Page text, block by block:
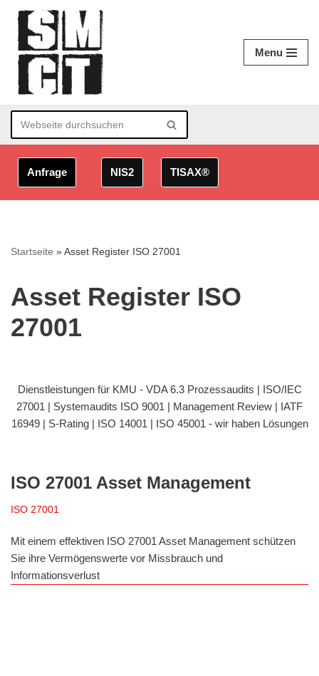
Zum
Inhalt
springen
Menu
Anfrage NIS2 TISAX®
Startseite »Asset Register ISO 27001
Asset Register ISO
27001
Dienstleistungen für KMU - VDA 6.3 Prozessaudits | ISO/IEC
27001 | Systemaudits ISO 9001 | Management Review | IATF
16949 | S-Rating | ISO 14001 | ISO 45001 - wir haben Lösungen
ISO 27001 Asset Management
ISO 27001
Mit einem effektiven ISO 27001 Asset Management schützen
Sie ihre Vermögenswerte vor Missbrauch und
Informationsverlust